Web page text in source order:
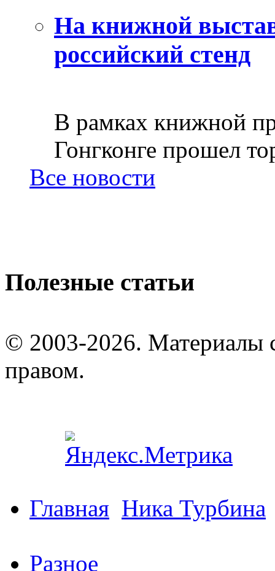
На книжной
российский стенд
В рамках книжной
Гонгконге прошел
Все новости
Полезные статьи
© 2003-2026. Материалы
правом.
Главная Ника Турбина
Разное